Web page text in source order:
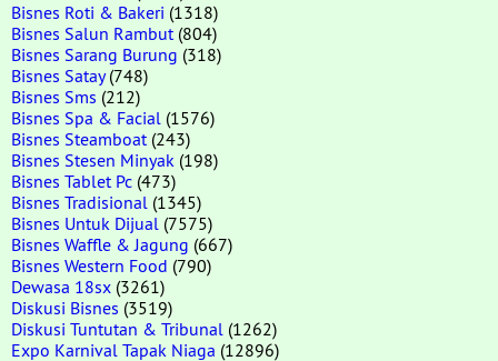
Bisnes Roti & Bakeri (1318)
Bisnes Salun Rambut (804)
Bisnes Sarang Burung (318)
Bisnes Satay(748)
Bisnes Sms (212)
Bisnes Spa & Facial (1576)
Bisnes Steamboat (243)
Bisnes Stesen Minyak (198)
Bisnes Tablet Pc (473)
Bisnes Tradisional (1345)
Bisnes Untuk Dijual (7575)
Bisnes Waffle & Jagung (667)
Bisnes Western Food (790)
Dewasa 18sx (3261)
Diskusi Bisnes (3519)
Diskusi Tuntutan & Tribunal (1262)
Expo Karnival Tapak Niaga (12896)